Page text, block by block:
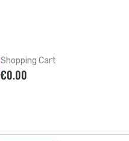
Shopping Cart
€0.00